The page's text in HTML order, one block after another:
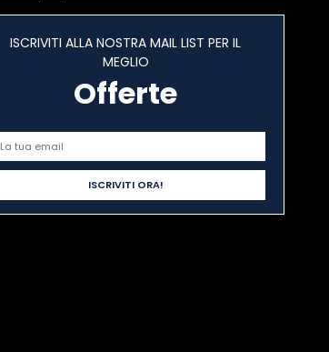
ISCRIVITI ALLA NOSTRA MAIL LIST PER IL
MEGLIO
Offerte